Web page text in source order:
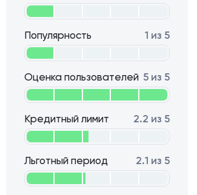
Кредитный лимит 2.2 из 5
Льготный период 2.1 из 5
Популярность 1 из 5
Оценка пользователей 5 из 5